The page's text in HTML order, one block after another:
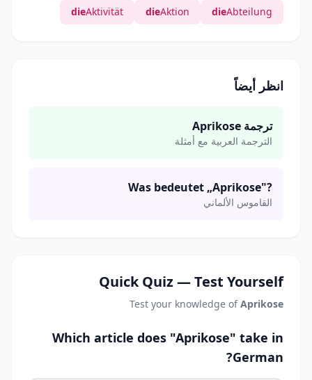
dieAbteilung
dieAktion
dieAktivität
انظر أيضاً
ترجمة Aprikose
الترجمة العربية مع أمثلة
Was bedeutet „Aprikose"?
القاموس الألماني
Quick Quiz — Test Yourself
Test your knowledge ofAprikose
Which article does "Aprikose" take in
German?